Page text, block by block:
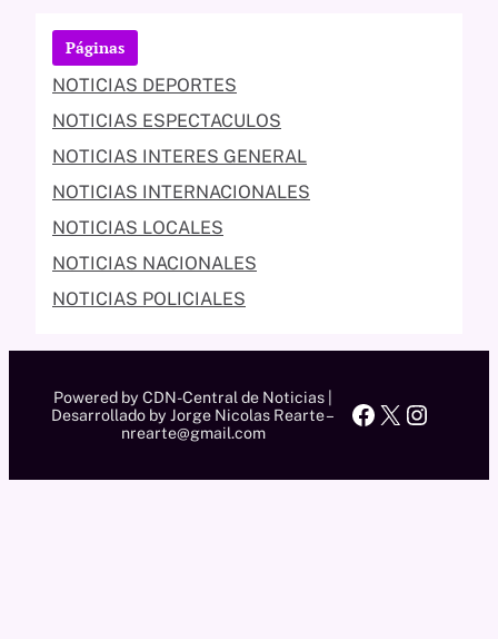
Páginas
NOTICIAS DEPORTES
NOTICIAS ESPECTACULOS
NOTICIAS INTERES GENERAL
NOTICIAS INTERNACIONALES
NOTICIAS LOCALES
NOTICIAS NACIONALES
NOTICIAS POLICIALES
Powered by CDN-Central de Noticias |
Desarrollado by Jorge Nicolas Rearte –
nrearte@gmail.com
Facebook
X